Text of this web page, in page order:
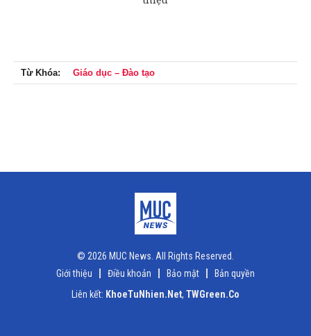
Từ Khóa: Giáo dục – Đào tạo
© 2026 MUC News. All Rights Reserved.
Giới thiệu
Điều khoản Bảo mật
Bản quyền
Liên kết: KhoeTuNhien.Net, TWGreen.Co